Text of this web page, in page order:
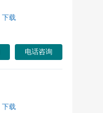
下载
电话咨询
下载